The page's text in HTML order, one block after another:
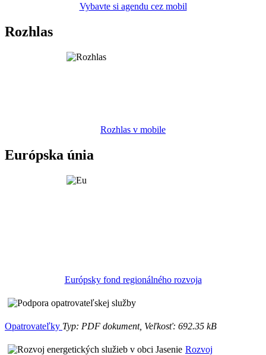
Vybavte si agendu cez mobil
Rozhlas
Rozhlas v mobile
Európska únia
Európsky fond regionálného rozvoja
Opatrovateľky Typ: PDF dokument, Veľkosť: 692.35 kB
Rozvoj